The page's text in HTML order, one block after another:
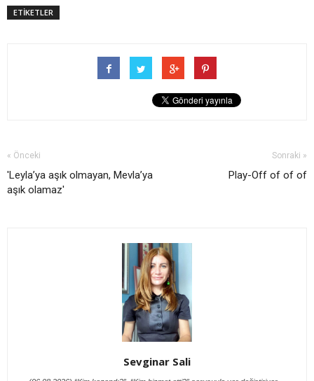
ETİKETLER
« Önceki
'Leyla’ya aşık olmayan, Mevla’ya
aşık olamaz'
Sonraki »
Play-Off of of of
Sevginar Sali